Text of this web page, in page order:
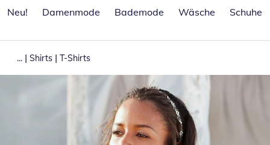
Neu!
Damenmode Bademode Wäsche Schuhe
... | Shirts | T-Shirts